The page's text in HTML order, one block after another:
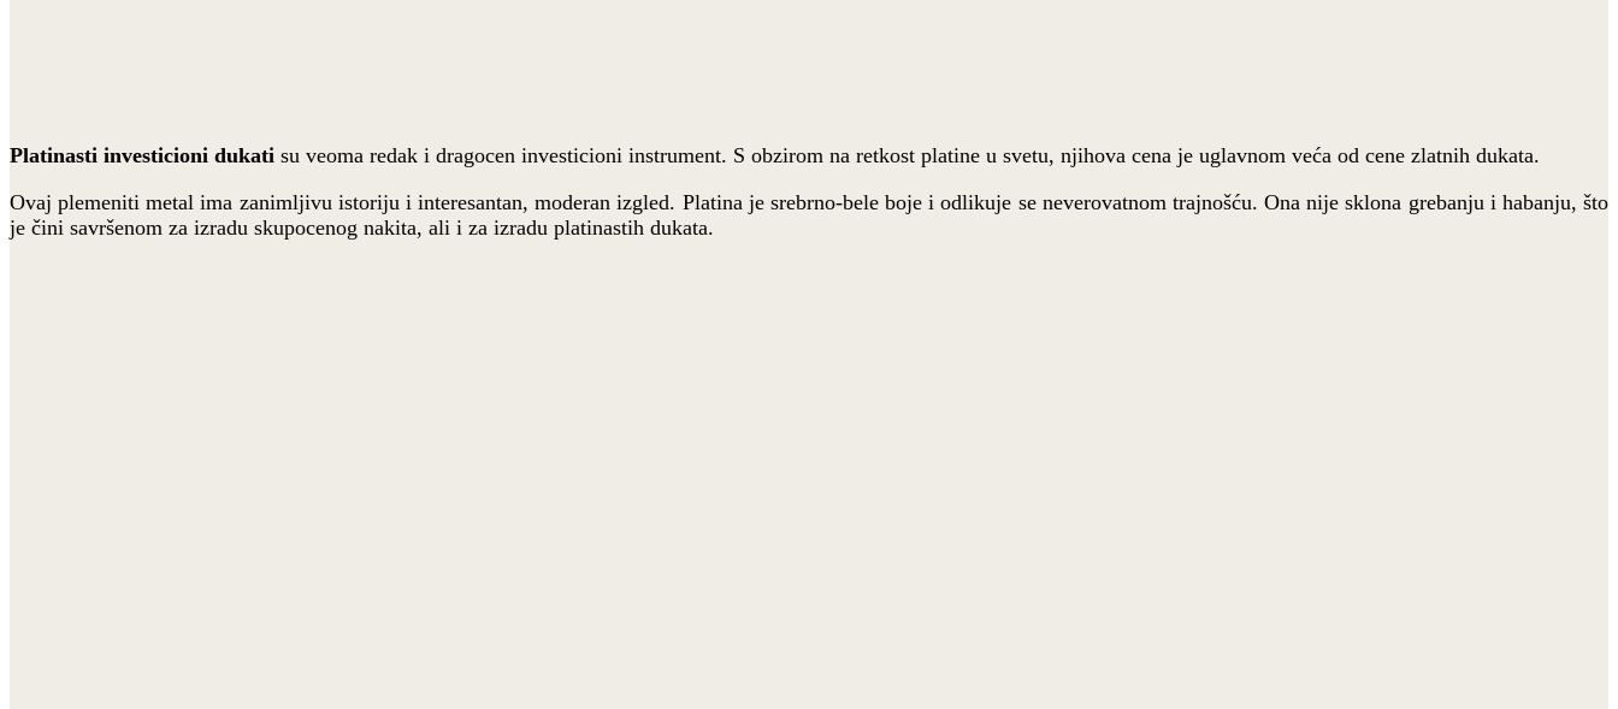
Platinasti investicioni dukati su veoma redak i dragocen investicioni instrument. S obzirom na retkost platine u svetu, njihova cena je uglavnom veća od cene zlatnih dukata.
Ovaj plemeniti metal ima zanimljivu istoriju i interesantan, moderan izgled. Platina je srebrno-bele boje i odlikuje se neverovatnom trajnošću. Ona nije sklona grebanju i habanju, što
je čini savršenom za izradu skupocenog nakita, ali i za izradu platinastih dukata.